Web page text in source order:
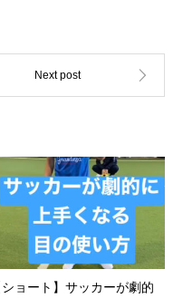
ショート】サッカーが劇的